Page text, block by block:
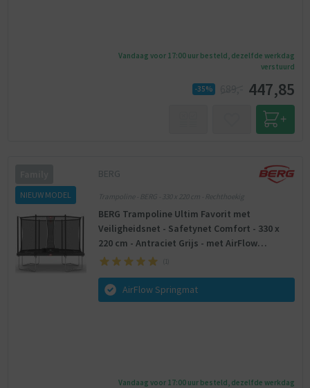
Vandaag voor 17:00 uur besteld, dezelfde werkdag
verstuurd
-35% 447,85
NIEUW MODEL
BERG
Trampoline - BERG - 330 x 220 cm - Rechthoekig
BERG Trampoline Ultim Favorit met
Veiligheidsnet - Safetynet Comfort - 330 x
220 cm - Antraciet Grijs - met AirFlow
Springmat
1
AirFlow Springmat
Vandaag voor 17:00 uur besteld, dezelfde werkdag